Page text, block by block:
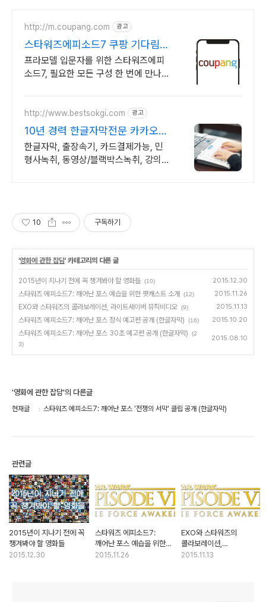
http://m.coupang.com 광고
스타워즈에피소드7 쿠팡 기다림
없는 빠른 조립
프라모델 입문자를 위한 스타워즈에피
소드7, 필요한 모든 구성 한 번에 만나보
세요.
http://www.bestsokgi.com 광고
10년 경력 한글자막전문 카카오채
널 24시간 상담가능
한글자막, 출장속기, 카드결제가능, 민
형사녹취, 동영상/블랙박스녹취, 강의록
10 구독하기
'영화에 관한 잡담' 카테고리의 다른 글
2015년이 지나기 전에 꼭 챙겨봐야 할 영화들 (10) 2015.12.30
스타워즈 에피소드7: 깨어난 포스 예습을 위한 팟캐스트 소개 (12) 2015.11.26
EXO와 스타워즈의 콜라보레이션, 라이트세이버 뮤직비디오 (9) 2015.11.13
스타워즈 에피소드7: 깨어난 포스 정식 예고편 공개 (한글자막) (16) 2015.10.20
스타워즈 에피소드7: 깨어난 포스 30초 예고편 공개 (한글자막)
(2
3)
2015.08.10
'영화에 관한 잡담'의 다른글
현재글 스타워즈 에피소드7: 깨어난 포스 '전쟁의 서막' 클립 공개 (한글자막)
관련글
2015년이 지나기 전에 꼭
챙겨봐야 할 영화들
2015.12.30
스타워즈 에피소드7:
깨어난 포스 예습을 위한
팟캐스트 소개
2015.11.26
EXO와 스타워즈의
콜라보레이션,
라이트세이버 뮤직비디오
2015.11.13